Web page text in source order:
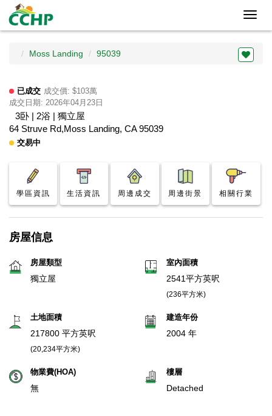
Moss Landing 95039
已成交 成交價: $103萬
成交日期: 2026年04月23日
3卧 | 2浴 | 獨立屋
64 Struve Rd,Moss Landing, CA 95039
交易中
學區資訊 生活資訊 周邊成交 周邊街景 相關行業
房屋信息
房屋類型
獨立屋
室內面積
2541平方英呎
(236平方米)
土地面積
217800 平方英呎
(20,234平方米)
建造年份
2004 年
物業費(HOA)
無
樓層
Detached